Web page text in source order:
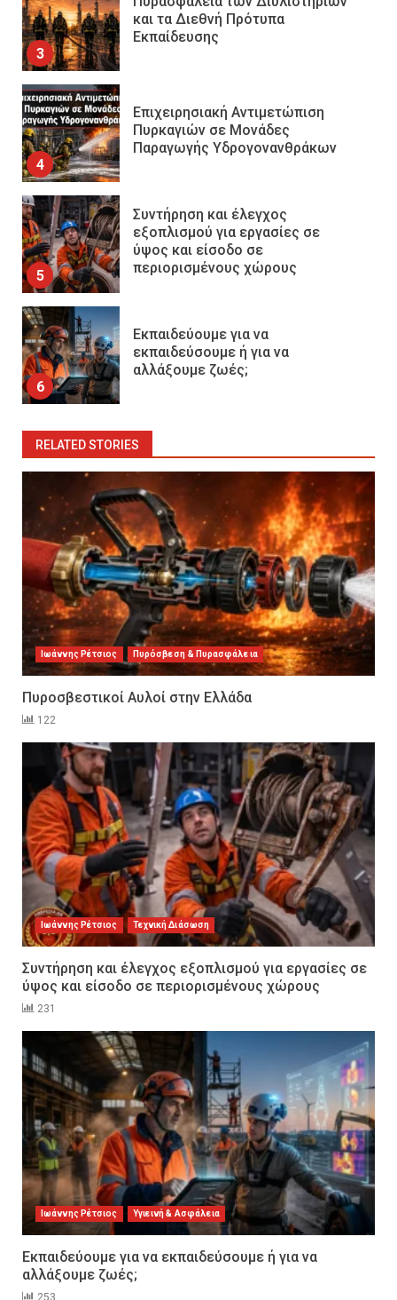
3
και τα Διεθνή Πρότυπα
Εκπαίδευσης
4
Επιχειρησιακή Αντιμετώπιση
Πυρκαγιών σε Μονάδες
Παραγωγής Υδρογονανθράκων
5
Συντήρηση και έλεγχος
εξοπλισμού για εργασίες σε
ύψος και είσοδο σε
περιορισμένους χώρους
6
Εκπαιδεύουμε για να
εκπαιδεύσουμε ή για να
αλλάξουμε ζωές;
RELATED STORIES
Ιωάννης Ρέτσιος Πυρόσβεση & Πυρασφάλεια
Πυροσβεστικοί Αυλοί στην Ελλάδα
122
Ιωάννης Ρέτσιος Τεχνική Διάσωση
Συντήρηση και έλεγχος εξοπλισμού για εργασίες σε
ύψος και είσοδο σε περιορισμένους χώρους
231
Ιωάννης Ρέτσιος Υγιεινή & Ασφάλεια
Εκπαιδεύουμε για να εκπαιδεύσουμε ή για να
αλλάξουμε ζωές;
253